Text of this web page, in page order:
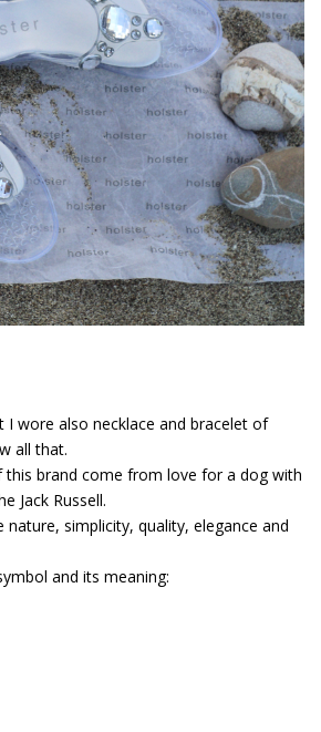
wore also necklace and bracelet of
all that.
this brand come from love for a dog with
Jack Russell.
nature, simplicity, quality, elegance and
and its meaning: